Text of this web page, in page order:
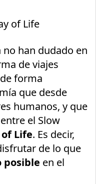
of Life
han dudado en
de viajes
forma
que desde
humanos, y que
el Slow
Life. Es decir,
de lo que
posible en el